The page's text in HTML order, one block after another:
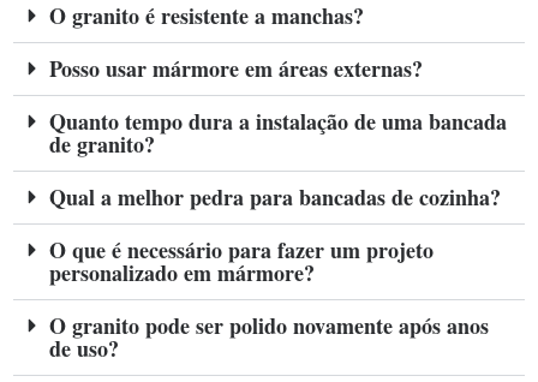
O granito é resistente a manchas?
Posso usar mármore em áreas externas?
Quanto tempo dura a instalação de uma bancada
de granito?
Qual a melhor pedra para bancadas de cozinha?
O que é necessário para fazer um projeto
personalizado em mármore?
O granito pode ser polido novamente após anos
de uso?